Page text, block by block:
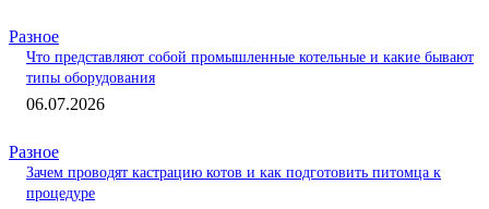
Разное
Что представляют собой промышленные котельные и какие бывают
типы оборудования
06.07.2026
Разное
Зачем проводят кастрацию котов и как подготовить питомца к
процедуре